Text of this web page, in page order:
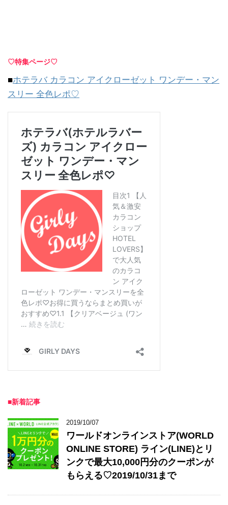
♡特集ページ♡
■ホテラバ カラコン アイクローゼット ワンデー・マン
スリー 全色レポ♡
■新着記事
2019/10/07
ワールドオンラインストア(WORLD
ONLINE STORE) ライン(LINE)とリ
ンクで最大10,000円分のクーポンが
もらえる♡2019/10/31まで